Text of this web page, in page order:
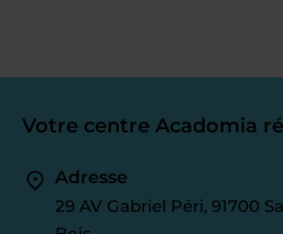
Votre centre Acadomia
Adresse
29 AV Gabriel Péri, 91700